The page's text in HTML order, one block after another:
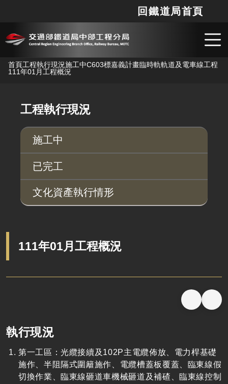
跳到主要內容
回鐵道局首頁
首頁工程執行現況施工中C603標嘉義計畫臨時軌軌道及電車線工程
111年01月工程概況
工程執行現況
施工中
已完工
文化資產執行情形
111年01月工程概況
執行現況
第一工區：光纜接續及 102P主電纜佈放、電力桿基礎
施作、半阻隔式圍籬施作、電纜槽蓋板覆蓋、臨東線假
切換作業、臨東線砸道車機械砸道及補碴、臨東線控制